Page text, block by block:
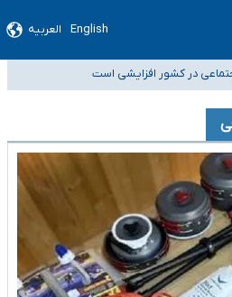
English العربیه
آسیب‌های جدی شدند/ تخریب کامل دو رادار
در کشور افزایشی است
پولشویی/ کم‌اظهاری و بیش‌اظهاری زیر
ابربدهکار کیست؟/ غارت پول نفت کشور با پاسپورت
زنان را به تأخیر انداخت